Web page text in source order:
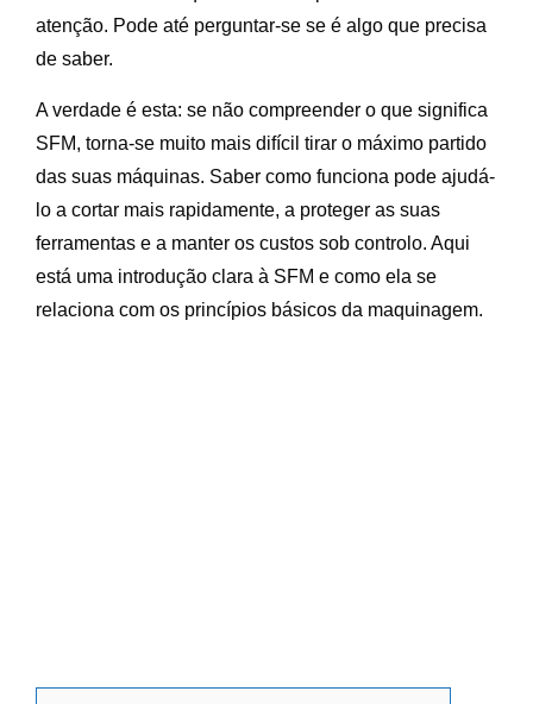
atenção. Pode até perguntar-se se é algo que precisa
de saber.
A verdade é esta: se não compreender o que significa
SFM, torna-se muito mais difícil tirar o máximo partido
das suas máquinas. Saber como funciona pode ajudá-
lo a cortar mais rapidamente, a proteger as suas
ferramentas e a manter os custos sob controlo. Aqui
está uma introdução clara à SFM e como ela se
relaciona com os princípios básicos da maquinagem.